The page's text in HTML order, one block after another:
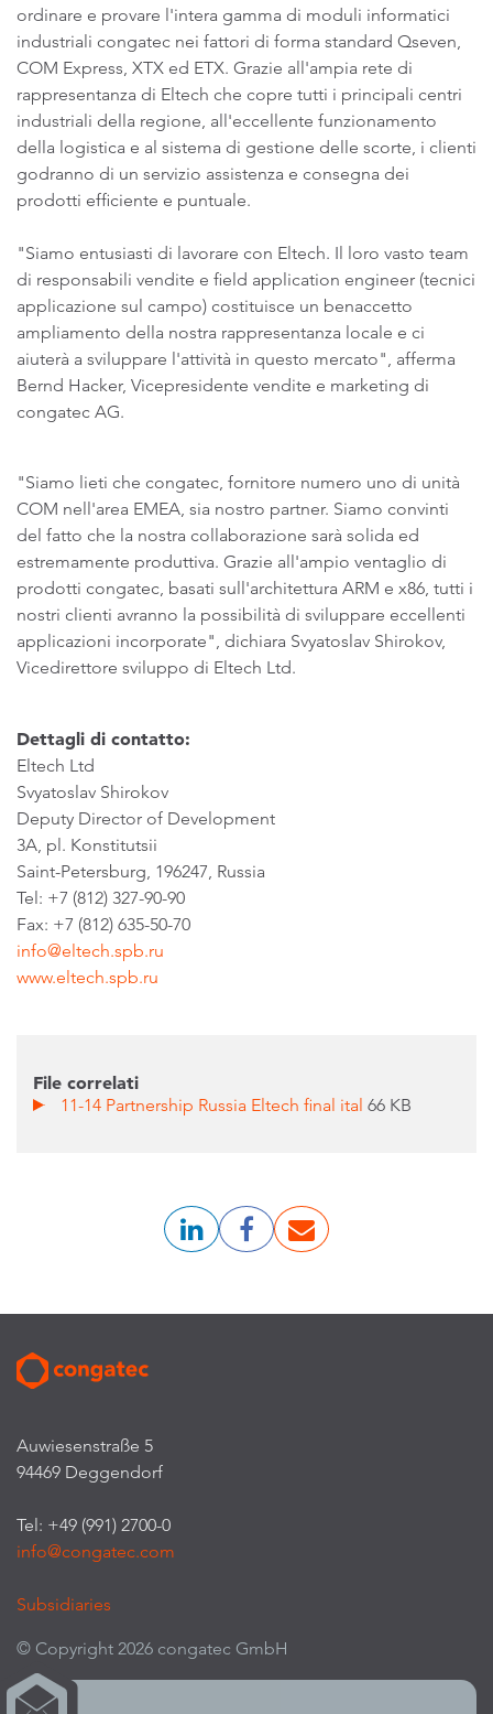
ordinare e provare l'intera gamma di moduli informatici
industriali congatec nei fattori di forma standard Qseven,
COM Express, XTX ed ETX. Grazie all'ampia rete di
rappresentanza di Eltech che copre tutti i principali centri
industriali della regione, all'eccellente funzionamento
della logistica e al sistema di gestione delle scorte, i clienti
godranno di un servizio assistenza e consegna dei
prodotti efficiente e puntuale.
"Siamo entusiasti di lavorare con Eltech. Il loro vasto team
di responsabili vendite e field application engineer (tecnici
applicazione sul campo) costituisce un benaccetto
ampliamento della nostra rappresentanza locale e ci
aiuterà a sviluppare l'attività in questo mercato", afferma
Bernd Hacker, Vicepresidente vendite e marketing di
congatec AG.
"Siamo lieti che congatec, fornitore numero uno di unità
COM nell'area EMEA, sia nostro partner. Siamo convinti
del fatto che la nostra collaborazione sarà solida ed
estremamente produttiva. Grazie all'ampio ventaglio di
prodotti congatec, basati sull'architettura ARM e x86, tutti i
nostri clienti avranno la possibilità di sviluppare eccellenti
applicazioni incorporate", dichiara Svyatoslav Shirokov,
Vicedirettore sviluppo di Eltech Ltd.
Dettagli di contatto:
Eltech Ltd
Svyatoslav Shirokov
Deputy Director of Development
3A, pl. Konstitutsii
Saint-Petersburg, 196247, Russia
Tel: +7 (812) 327-90-90
Fax: +7 (812) 635-50-70
info@eltech.spb.ru
www.eltech.spb.ru
File correlati
11-14 Partnership Russia Eltech final ital66 KB
Auwiesenstraße 5
94469 Deggendorf
Tel: +49 (991) 2700-0
info@congatec.com
Subsidiaries
© Copyright 2026 congatec GmbH